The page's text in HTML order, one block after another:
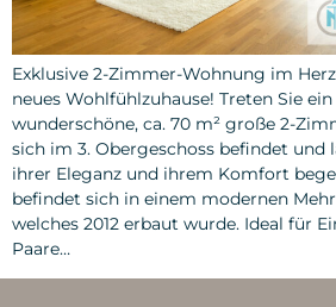
Exklusive 2-Zimmer-Wohnung im
neues Wohlfühlzuhause! Treten Sie
wunderschöne, ca. 70 m² große 2-
sich im 3. Obergeschoss befindet und
ihrer Eleganz und ihrem Komfort
befindet sich in einem modernen
welches 2012 erbaut wurde. Ideal für
Paare…